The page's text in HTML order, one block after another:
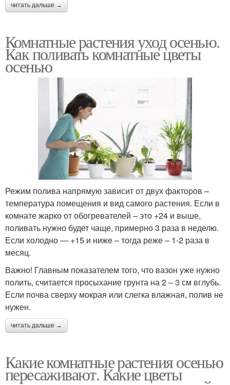
читать дальше →
Комнатные растения уход осенью.
Как поливать комнатные цветы
осенью
Режим полива напрямую зависит от двух факторов –
температура помещения и вид самого растения. Если в
комнате жарко от обогревателей – это +24 и выше,
поливать нужно будет чаще, примерно 3 раза в неделю.
Если холодно — +15 и ниже – тогда реже – 1-2 раза в
месяц.
Важно! Главным показателем того, что вазон уже нужно
полить, считается просыхание грунта на 2 – 3 см вглубь.
Если почва сверху мокрая или слегка влажная, полив не
нужен.
читать дальше →
Какие комнатные растения осенью
пересаживают. Какие цветы